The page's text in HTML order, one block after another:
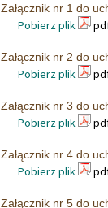
Załącznik nr 1 do
Pobierz plik
Załącznik nr 2 do
Pobierz plik
Załącznik nr 3 do
Pobierz plik
Załącznik nr 4 do
Pobierz plik
Załącznik nr 5 do